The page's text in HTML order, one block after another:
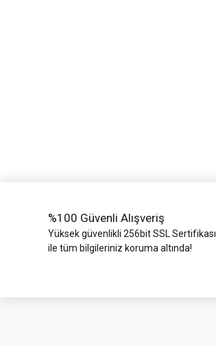
%100 Güvenli Alışveriş
Yüksek güvenlikli 256bit SSL Sertifikası
ile tüm bilgileriniz koruma altında!